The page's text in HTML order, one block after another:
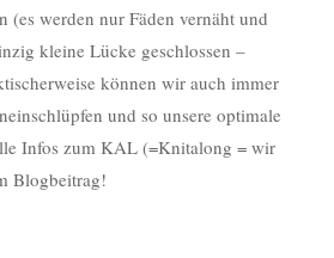
(es werden nur Fäden vernäht und
kleine Lücke geschlossen –
können wir auch immer
und so unsere optimale
Infos zum KAL (=Knitalong = wir
Blogbeitrag!